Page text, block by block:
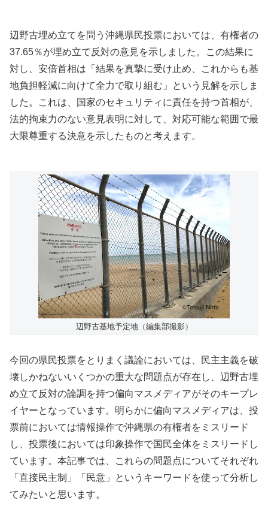
辺野古埋め立てを問う沖縄県民投票においては、有権者の
37.65％が埋め立て反対の意見を示しました。この結果に
対し、安倍首相は「結果を真摯に受け止め、これからも基
地負担軽減に向けて全力で取り組む」という見解を示しま
した。これは、国家のセキュリティに責任を持つ首相が、
法的拘束力のない意見表明に対して、対応可能な範囲で最
大限尊重する決意を示したものと考えます。
辺野古基地予定地（編集部撮影）
今回の県民投票をとりまく議論においては、民主主義を破
壊しかねないいくつかの重大な問題点が存在し、辺野古埋
め立て反対の論調を持つ偏向マスメディアがそのキープレ
イヤーとなっています。明らかに偏向マスメディアは、投
票前においては情報操作で沖縄県の有権者をミスリード
し、投票後においては印象操作で国民全体をミスリードし
ています。本記事では、これらの問題点についてそれぞれ
「直接民主制」「民意」というキーワードを使って分析し
てみたいと思います。